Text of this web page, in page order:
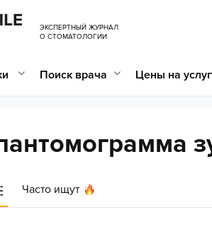
ЭКСПЕРТНЫЙ ЖУРНАЛ
О СТОМАТОЛОГИИ
Поиск врача Цены на
Часто ищут